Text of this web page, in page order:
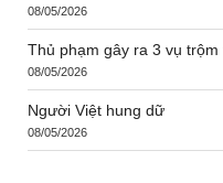
08/05/2026
Thủ phạm gây ra 3 vụ
08/05/2026
Người Việt hung dữ
08/05/2026